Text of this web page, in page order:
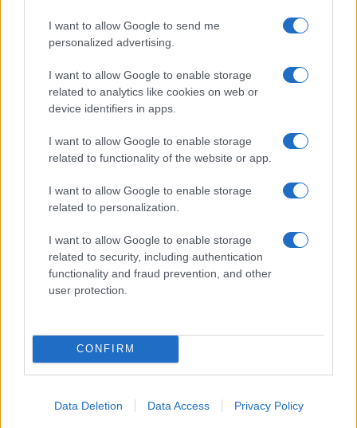
I want to allow Google to send me
personalized advertising.
I want to allow Google to enable storage
related to analytics like cookies on web or
device identifiers in apps.
I want to allow Google to enable storage
related to functionality of the website or app.
I want to allow Google to enable storage
related to personalization.
I want to allow Google to enable storage
related to security, including authentication
functionality and fraud prevention, and other
user protection.
CONFIRM
Data Deletion Data Access Privacy Policy
N/A = Nincs adat. Legutóbbi frissítés: 2026-07-13 19:00:00
Új és Használt GSM kiemelt ajánlatok
Samsung Galaxy S25
Xiaomi 15T Pro